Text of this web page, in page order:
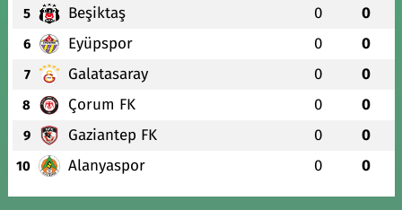
5 Beşiktaş 0 0
6 Eyüpspor 0 0
7 Galatasaray 0 0
8 Çorum FK 0 0
9 Gaziantep FK 0 0
10 Alanyaspor 0 0